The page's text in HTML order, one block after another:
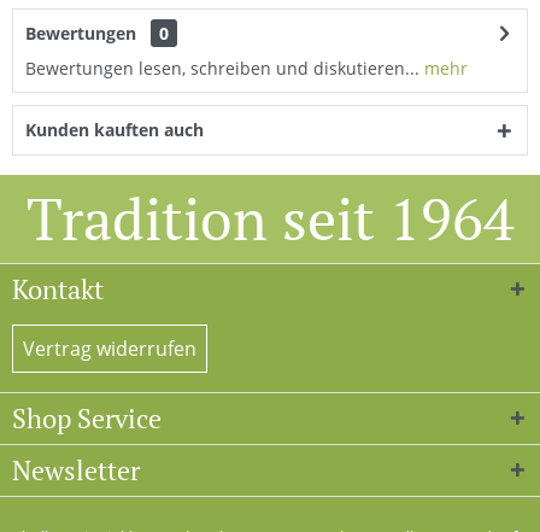
Bewertungen
0
Bewertungen lesen, schreiben und diskutieren... mehr
Kunden kauften auch
Tradition seit 1964
Kontakt
Vertrag widerrufen
Shop Service
Newsletter